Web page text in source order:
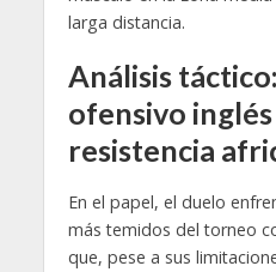
larga distancia.
Análisis
ofensivo
resistencia
En el papel, el duelo
más temidos del torneo
que, pese a sus